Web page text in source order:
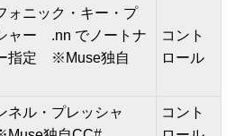
ォニック・キー・プ
ャー .nn でノートナ
指定 ※Muse独自
コント
ロール
ネル・プレッシャ
コント